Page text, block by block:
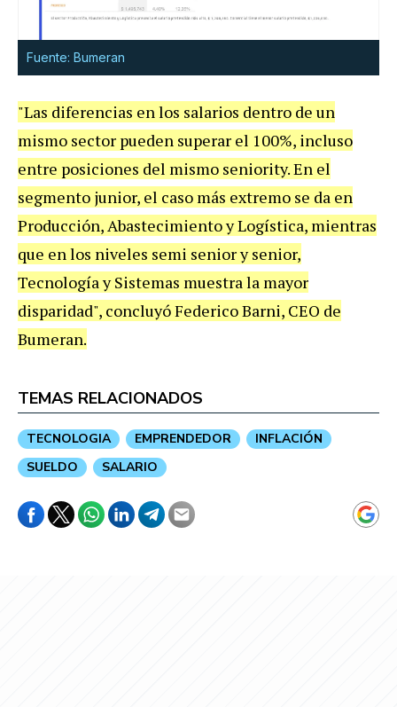
Fuente: Bumeran
"Las diferencias en los salarios dentro de un
mismo sector pueden superar el 100%, incluso
entre posiciones del mismo seniority. En el
segmento junior, el caso más extremo se da en
Producción, Abastecimiento y Logística, mientras
que en los niveles semi senior y senior,
Tecnología y Sistemas muestra la mayor
disparidad", concluyó Federico Barni, CEO de
Bumeran.
TEMAS RELACIONADOS
TECNOLOGIA EMPRENDEDOR
INFLACIÓN
SUELDO
SALARIO